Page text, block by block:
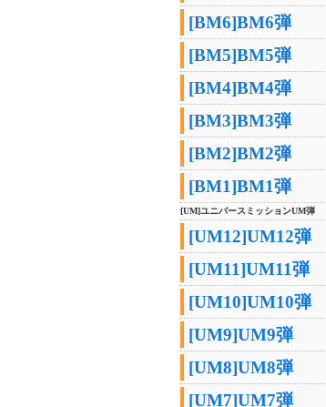
[BM6]BM6弾
[BM5]BM5弾
[BM4]BM4弾
[BM3]BM3弾
[BM2]BM2弾
[BM1]BM1弾
[UM]ユニバースミッションUM弾
[UM12]UM12弾
[UM11]UM11弾
[UM10]UM10弾
[UM9]UM9弾
[UM8]UM8弾
[UM7]UM7弾